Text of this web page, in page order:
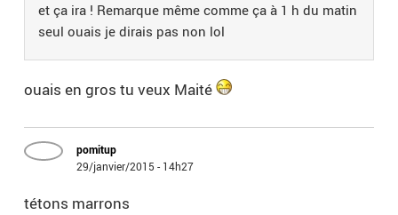
et ça ira ! Remarque même comme ça à 1 h du matin
seul ouais je dirais pas non lol
ouais en gros tu veux Maité
pomitup
29/janvier/2015 - 14h27
tétons marrons